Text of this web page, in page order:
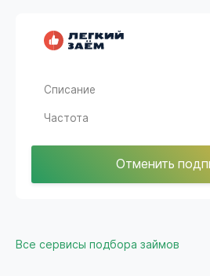
Списание
Частота
Отменить
Все сервисы подбора займов